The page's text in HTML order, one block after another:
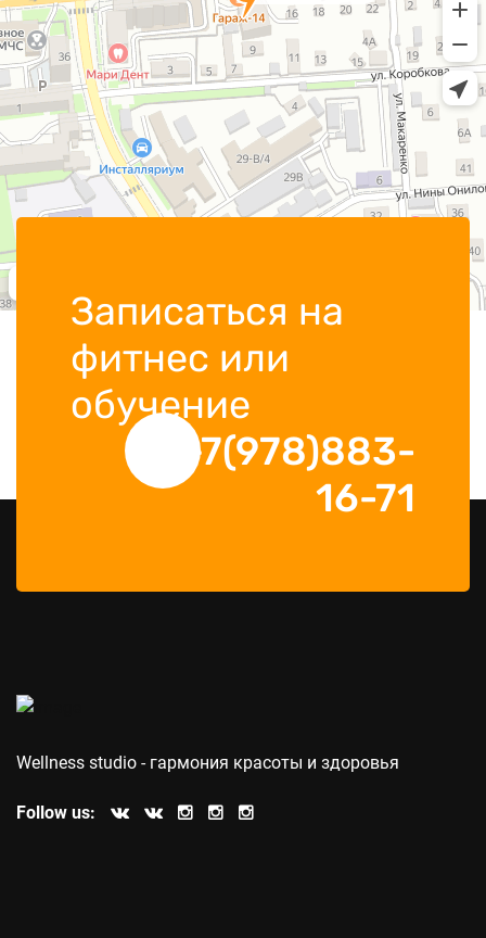
Записаться на
фитнес или
обучение
+7(978)883-
16-71
Wellness studio - гармония красоты и здоровья
Follow us: